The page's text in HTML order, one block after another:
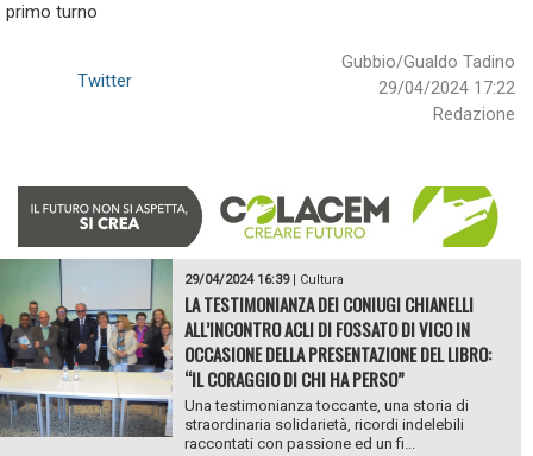
primo turno
Gubbio/Gualdo Tadino
29/04/2024 17:22
Redazione
Twitter
29/04/2024 16:39| Cultura
LA TESTIMONIANZA DEI CONIUGI CHIANELLI
ALL’INCONTRO ACLI DI FOSSATO DI VICO IN
OCCASIONE DELLA PRESENTAZIONE DEL LIBRO:
“IL CORAGGIO DI CHI HA PERSO”
Una testimonianza toccante, una storia di
straordinaria solidarietà, ricordi indelebili
raccontati con passione ed un fi...